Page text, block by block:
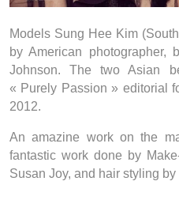
Models Sung Hee Kim
by American photographer,
Johnson. The two Asian
« Purely Passion » editorial
2012.
An amazine work on the
fantastic work done by
Susan Joy, and hair styling